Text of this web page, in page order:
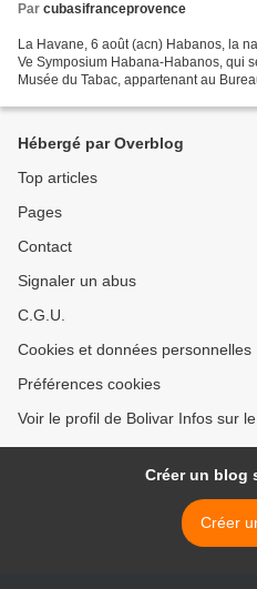
Par cubasifranceprovence
La Havane, 6 août (acn) Habanos, la
Ve Symposium Habana-Habanos, qui
Musée du Tabac, appartenant au
Hébergé par Overblog
Top articles
Pages
Contact
Signaler un abus
C.G.U.
Cookies et données personnelles
Préférences cookies
Voir le profil de Bolivar Infos sur
Créer un blog
Créer